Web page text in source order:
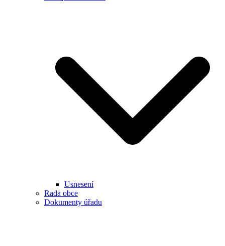
Usnesení
Rada obce
Dokumenty úřadu